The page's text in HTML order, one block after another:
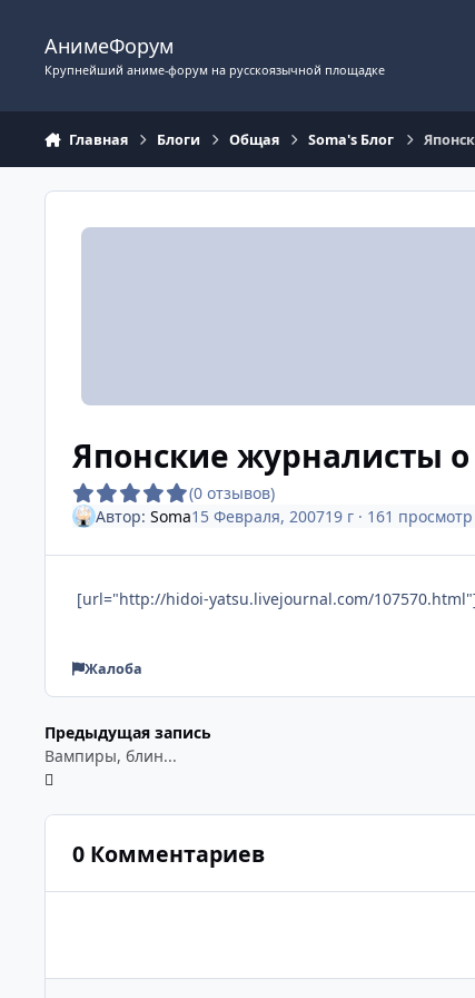
АнимеФорум
Крупнейший аниме-форум на русскоязычной площадке
Главная Блоги Общая Soma's Блог
Японские журналисты
(0 отзывов)
Автор: Soma15 Февраля, 200719 г· 161 просмотр
[url="http://hidoi-yatsu.livejournal.com/
Жалоба
Предыдущая запись
Вампиры, блин...
0 Комментариев